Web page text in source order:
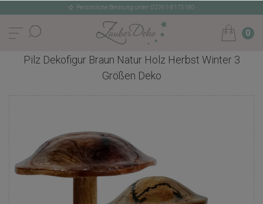
Persönliche Beratung unter: 02261-8175180
0
Pilz Dekofigur Braun Natur Holz Herbst Winter 3
Größen Deko